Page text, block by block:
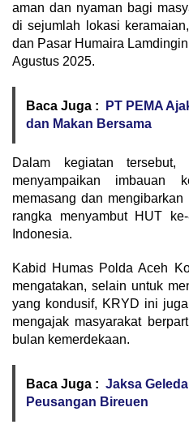
aman dan nyaman bagi
di sejumlah lokasi
dan Pasar Humaira
Agustus 2025.
Baca Juga :
PT PEMA
dan Makan Bersama
Dalam kegiatan
menyampaikan imbauan
memasang dan
rangka menyambut HUT
Indonesia.
Kabid Humas Polda Aceh
mengatakan, selain untuk
yang kondusif, KRYD ini
mengajak masyarakat
bulan kemerdekaan.
Baca Juga : Jaksa
Peusangan Bireuen